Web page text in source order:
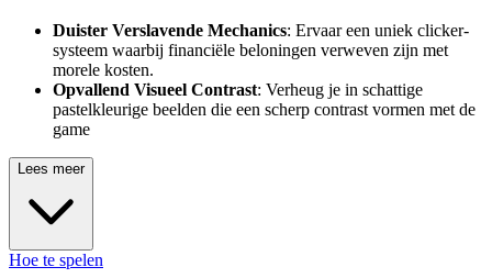
Duister Verslavende Mechanics: Ervaar een uniek clicker-
systeem waarbij financiële beloningen verweven zijn met
morele kosten.
Opvallend Visueel Contrast: Verheug je in schattige
pastelkleurige beelden die een scherp contrast vormen met de
game
Lees meer
Hoe te spelen